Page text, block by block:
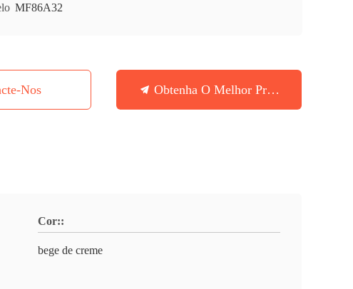
MF86A32
Nos Obtenha O Melhor Preço
Cor::
bege de creme